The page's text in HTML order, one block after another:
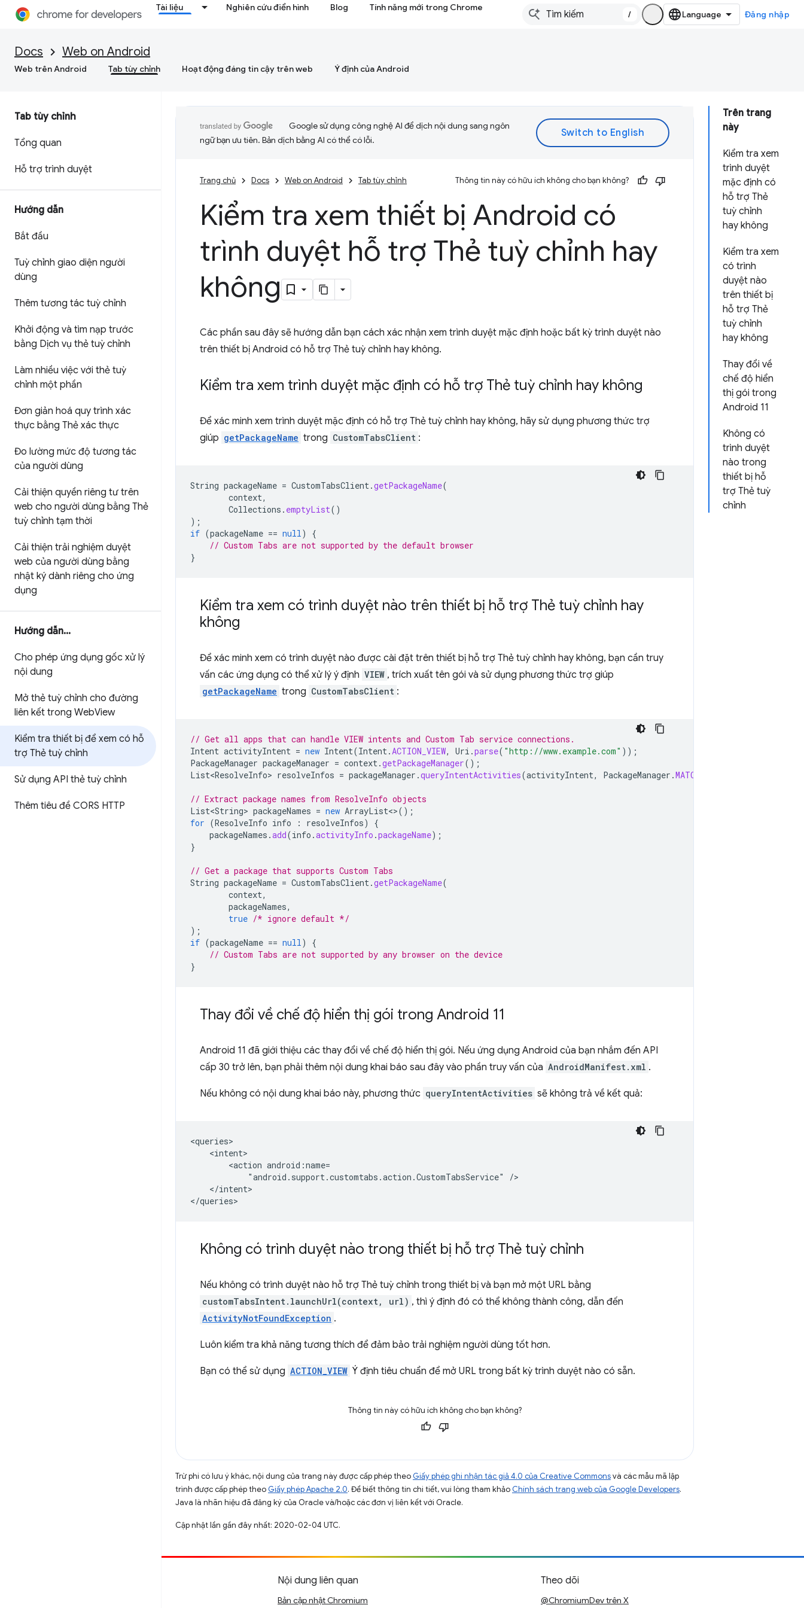
Tài liệu Nghiên cứu điển hình Blog Tính năng mới trong Chrome
/ Đăng nhập
Docs Web on Android
Web trên Android Tab tùy chỉnh Hoạt động đáng tin cậy trên web Ý định của Android
Tab tùy chỉnh
Tổng quan
Hỗ trợ trình duyệt
Hướng dẫn
Bắt đầu
Tuỳ chỉnh giao diện người
dùng
Thêm tương tác tuỳ chỉnh
Khởi động và tìm nạp trước
bằng Dịch vụ thẻ tuỳ chỉnh
Làm nhiều việc với thẻ tuỳ
chỉnh một phần
Đơn giản hoá quy trình xác
thực bằng Thẻ xác thực
Đo lường mức độ tương tác
của người dùng
Cải thiện quyền riêng tư trên
web cho người dùng bằng Thẻ
tuỳ chỉnh tạm thời
Cải thiện trải nghiệm duyệt
web của người dùng bằng
nhật ký dành riêng cho ứng
dụng
Hướng dẫn...
Cho phép ứng dụng gốc xử lý
nội dung
Mở thẻ tuỳ chỉnh cho đường
liên kết trong WebView
Kiểm tra thiết bị để xem có hỗ
trợ Thẻ tuỳ chỉnh
Sử dụng API thẻ tuỳ chỉnh
Thêm tiêu đề CORS HTTP
Trên trang
này
Kiểm tra xem
trình duyệt
mặc định có
hỗ trợ Thẻ
tuỳ chỉnh
hay không
Kiểm tra xem
có trình
duyệt nào
trên thiết bị
hỗ trợ Thẻ
tuỳ chỉnh
hay không
Thay đổi về
chế độ hiển
thị gói trong
Android 11
Không có
trình duyệt
nào trong
thiết bị hỗ
trợ Thẻ tuỳ
chỉnh
Google sử dụng công nghệ AI để dịch nội dung sang ngôn
ngữ bạn ưu tiên. Bản dịch bằng AI có thể có lỗi.
Trang chủ Docs Web on Android Tab tùy chỉnh Thông tin này có hữu ích không cho bạn không?
Kiểm tra xem thiết bị Android có
trình duyệt hỗ trợ Thẻ tuỳ chỉnh hay
không
Các phần sau đây sẽ hướng dẫn bạn cách xác nhận xem trình duyệt mặc định hoặc bất kỳ trình duyệt nào
trên thiết bị Android có hỗ trợ Thẻ tuỳ chỉnh hay không.
Kiểm tra xem trình duyệt mặc định có hỗ trợ Thẻ tuỳ chỉnh hay không
Để xác minh xem trình duyệt mặc định có hỗ trợ Thẻ tuỳ chỉnh hay không, hãy sử dụng phương thức trợ
giúp getPackageName trong CustomTabsClient :
String packageName = CustomTabsClient.getPackageName(
context,
Collections . emptyList()
);
if (packageName == null)
{
// Custom Tabs are not supported by the default browser
}
Kiểm tra xem có trình duyệt nào trên thiết bị hỗ trợ Thẻ tuỳ chỉnh hay
không
Để xác minh xem có trình duyệt nào được cài đặt trên thiết bị hỗ trợ Thẻ tuỳ chỉnh hay không, bạn cần truy
vấn các ứng dụng có thể xử lý ý định VIEW , trích xuất tên gói và sử dụng phương thức trợ giúp
getPackageName trong CustomTabsClient :
// Get all apps that can handle VIEW intents and Custom Tab service connections.
Intent activityIntent = new Intent(Intent.ACTION_VIEW, Uri .parse( "http://www.example.com" ));
PackageManager packageManager = context.getPackageManager();
List<ResolveInfo> resolveInfos = packageManager .queryIntentActivities(activityIntent, PackageManager .MATCH_ALL
// Extract package names from ResolveInfo objects
List<String> packageNames = new ArrayList<>();
for (ResolveInfo info : resolveInfos)
{
packageNames .add(info .activityInfo .packageName);
}
// Get a package that supports Custom Tabs
String packageName = CustomTabsClient.getPackageName(
context,
packageNames,
true /* ignore default */
);
if (packageName == null)
{
// Custom Tabs are not supported by any browser on the device
}
Thay đổi về chế độ hiển thị gói trong Android 11
Android 11 đã giới thiệu các thay đổi về chế độ hiển thị gói. Nếu ứng dụng Android của bạn nhắm đến API
cấp 30 trở lên, bạn phải thêm nội dung khai báo sau đây vào phần truy vấn của AndroidManifest.xml .
Nếu không có nội dung khai báo này, phương thức queryIntentActivities sẽ không trả về kết quả:
<action
"android.support.customtabs.action.CustomTabsService"
</intent>
Không có trình duyệt nào trong thiết bị hỗ trợ Thẻ tuỳ chỉnh
Nếu không có trình duyệt nào hỗ trợ Thẻ tuỳ chỉnh trong thiết bị và bạn mở một URL bằng
customTabsIntent.launchUrl(context, url) , thì ý định đó có thể không thành công, dẫn đến
ActivityNotFoundException .
Luôn kiểm tra khả năng tương thích để đảm bảo trải nghiệm người dùng tốt hơn.
Bạn có thể sử dụng ACTION_VIEW Ý định tiêu chuẩn để mở URL trong bất kỳ trình duyệt nào có sẵn.
Thông tin này có hữu ích không cho bạn không?
Trừ phi có lưu ý khác, nội dung của trang này được cấp phép theo Giấy phép ghi nhận tác giả 4.0 của Creative Commonsvà các mẫu mã lập
trình được cấp phép theo Giấy phép Apache 2.0. Để biết thông tin chi tiết, vui lòng tham khảo Chính sách trang web của Google Developers.
Java là nhãn hiệu đã đăng ký của Oracle và/hoặc các đơn vị liên kết với Oracle.
Cập nhật lần gần đây nhất: 2020-02-04 UTC.
Nội dung liên quan
Bản cập nhật Chromium
Theo dõi
@ChromiumDev trên X